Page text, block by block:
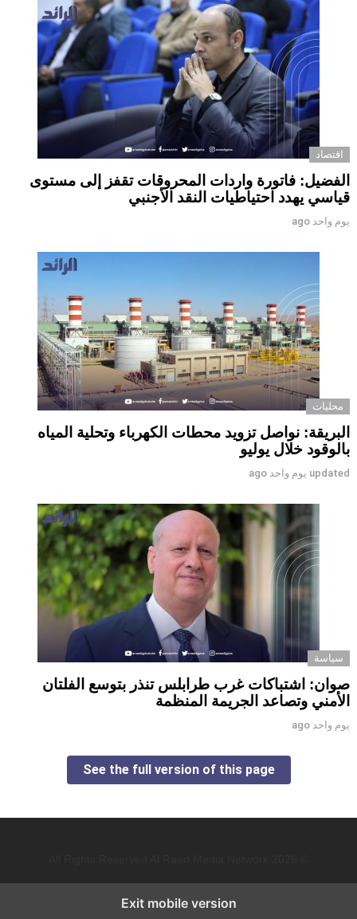
اقتصاد
الفضيل: فاتورة واردات المحروقات تقفز إلى مستوى
قياسي يهدد احتياطيات النقد الأجنبي
يوم واحد ago
محليات
البريقة: نواصل تزويد محطات الكهرباء وتحلية المياه
بالوقود خلال يوليو
updated يوم واحد ago
سياسة
صوان: اشتباكات غرب طرابلس تنذر بتوسع الفلتان
الأمني وتصاعد الجريمة المنظمة
يوم واحد ago
See the full version of this page
Exit mobile version